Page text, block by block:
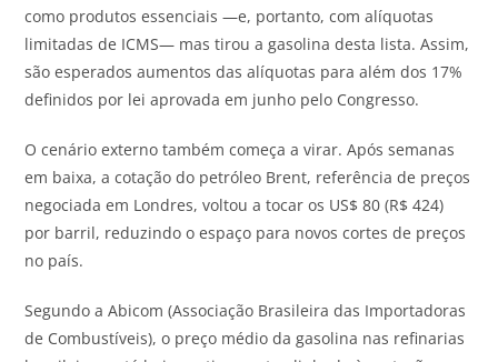
como produtos essenciais —e, portanto, com alíquotas
limitadas de ICMS— mas tirou a gasolina desta lista. Assim,
são esperados aumentos das alíquotas para além dos 17%
definidos por lei aprovada em junho pelo Congresso.
O cenário externo também começa a virar. Após semanas
em baixa, a cotação do petróleo Brent, referência de preços
negociada em Londres, voltou a tocar os US$ 80 (R$ 424)
por barril, reduzindo o espaço para novos cortes de preços
no país.
Segundo a Abicom (Associação Brasileira das Importadoras
de Combustíveis), o preço médio da gasolina nas refinarias